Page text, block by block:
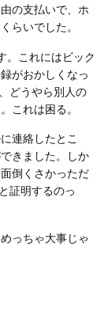
の支払いで、ホ
らいでした。
。これにはビック
がおかしくなっ
どうやら別人の
これは困る。
連絡したとこ
きました。しか
倒くさかっただ
証明するのっ
っちゃ大事じゃ